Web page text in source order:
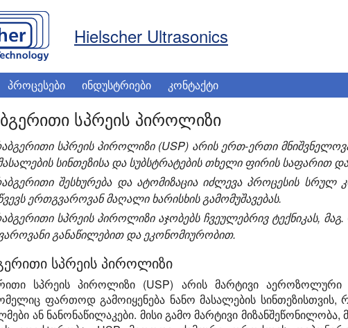
Hielscher Ultrasonics
პროცესები ინდუსტრიები კონტაქტი
სპრეის პიროლიზი
სპრეის პიროლიზი (USP) არის ერთ-ერთი
სინთეზისა და სუბსტრატების თხელი ფირის საფარით
შესხურება და ატომიზაცია იძლევა პროცესის სრულ
ერთგვაროვან მაღალი ხარისხის გამომუშავებას.
სპრეის პიროლიზი აჯობებს ჩვეულებრივ ტექნიკას, მაგ.
განაწილებით და ეკონომიურობით.
სპრეის პიროლიზი
სპრეის პიროლიზი (USP) არის მარტივი აეროზოლური
ფართოდ გამოიყენება ნანო მასალების სინთეზისთვის,
ან ნანონაწილაკები. მისი გამომარტივი მიზანშეწონილობა,